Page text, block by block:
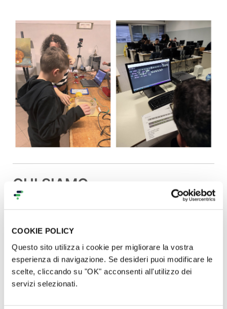
COOKIE POLICY
Questo sito utilizza i cookie per migliorare la vostra
esperienza di navigazione. Se desideri puoi modificare le
scelte, cliccando su "OK" acconsenti all'utilizzo dei
servizi selezionati.
CHI SIAMO
promozione dell'informatica musicale per
artistica.